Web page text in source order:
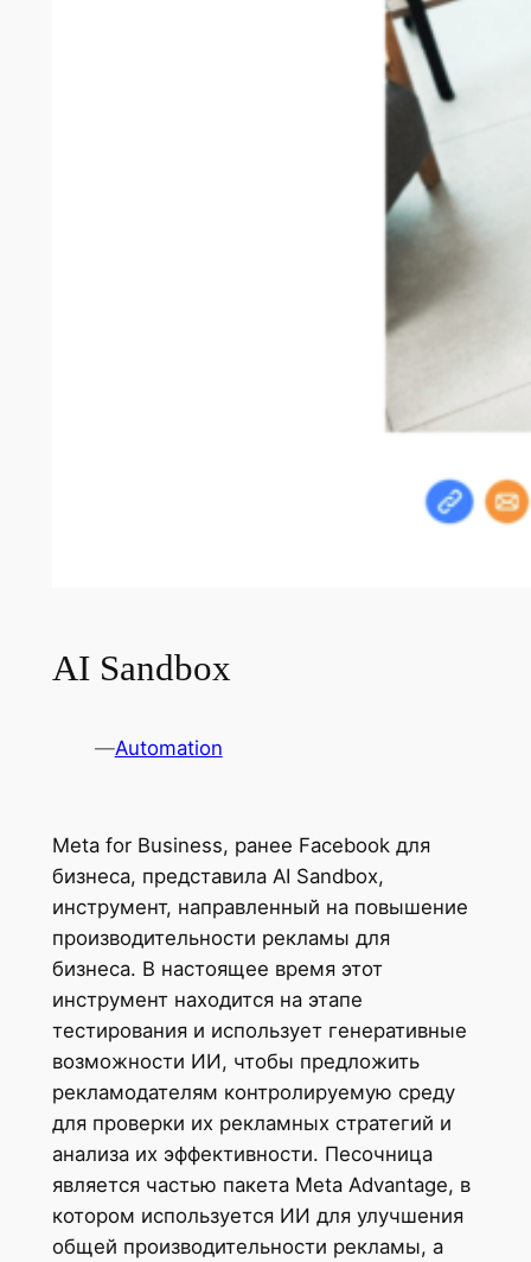
AI Sandbox
—Automation
Meta for Business, ранее Facebook для
бизнеса, представила AI Sandbox,
инструмент, направленный на повышение
производительности рекламы для
бизнеса. В настоящее время этот
инструмент находится на этапе
тестирования и использует генеративные
возможности ИИ, чтобы предложить
рекламодателям контролируемую среду
для проверки их рекламных стратегий и
анализа их эффективности. Песочница
является частью пакета Meta Advantage, в
котором используется ИИ для улучшения
общей производительности рекламы, а